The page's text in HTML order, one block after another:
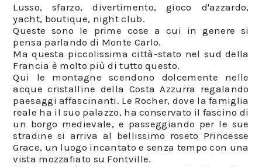
Lusso, sfarzo, divertimento, gioco d'azzardo,
yacht, boutique, night club.
Queste sono le prime cose a cui in genere si
pensa parlando di Monte Carlo.
Ma questa piccolissima città-stato nel sud della
Francia è molto più di tutto questo.
Qui le montagne scendono dolcemente nelle
acque cristalline della Costa Azzurra regalando
paesaggi affascinanti. Le Rocher, dove la famiglia
reale ha il suo palazzo, ha conservato il fascino di
un borgo medievale, e passeggiando per le sue
stradine si arriva al bellissimo roseto Princesse
Grace, un luogo incantato e senza tempo con una
vista mozzafiato su Fontville.